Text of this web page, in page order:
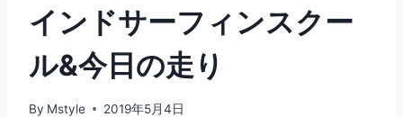
インドサーフィンスクー
ル&今日の走り
By Mstyle 2019年5月4日